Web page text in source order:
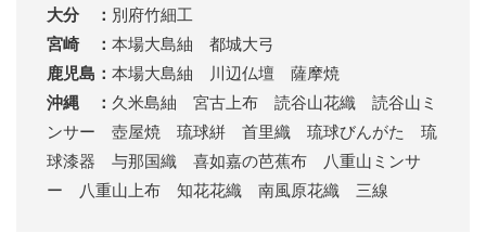
大分 ： 別府竹細工
宮崎 ： 本場大島紬 都城大弓
鹿児島： 本場大島紬 川辺仏壇 薩摩焼
沖縄 ： 久米島紬 宮古上布 読谷山花織 読谷山ミ
ンサー 壺屋焼 琉球絣 首里織 琉球びんがた 琉
球漆器 与那国織 喜如嘉の芭蕉布 八重山ミンサ
ー 八重山上布 知花花織 南風原花織 三線